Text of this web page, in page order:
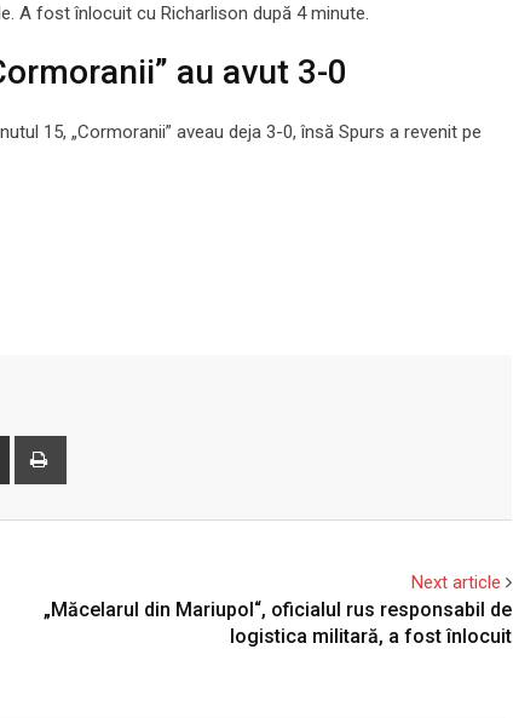
A fost înlocuit cu Richarlison după 4 minute.
au avut 3-0
15, „Cormoranii” aveau deja 3-0, însă Spurs a revenit pe
Share
Next article
„Măcelarul din Mariupol“, oficialul rus responsabil de
logistica militară, a fost înlocuit